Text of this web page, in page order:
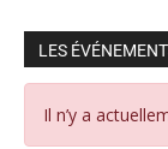
LES
Il n’y a